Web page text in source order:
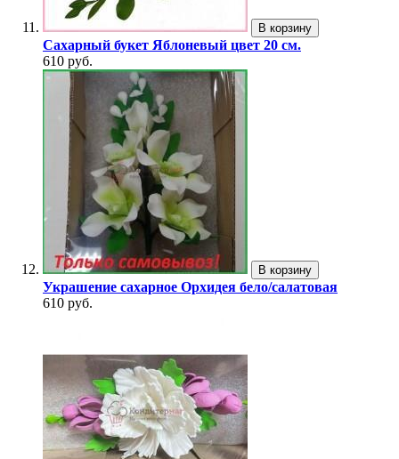
В корзину
Сахарный букет Яблоневый цвет 20 см.
610 руб.
В корзину
Украшение сахарное Орхидея бело/салатовая
610 руб.